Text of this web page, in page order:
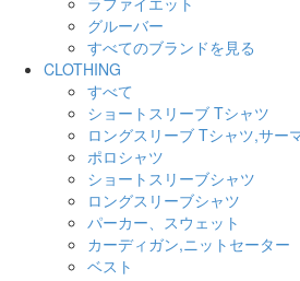
グルーバー
すべてのブランドを見る
CLOTHING
すべて
ショートスリーブ Tシャツ
ロングスリーブ Tシャツ,サー
ポロシャツ
ショートスリーブシャツ
ロングスリーブシャツ
パーカー、スウェット
カーディガン,ニットセーター
ベスト